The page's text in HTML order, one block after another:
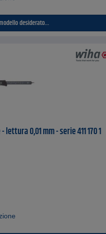
desiderato...
0,01 mm - serie 411 170 1